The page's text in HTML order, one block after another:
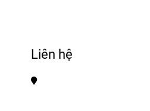
Liên hệ